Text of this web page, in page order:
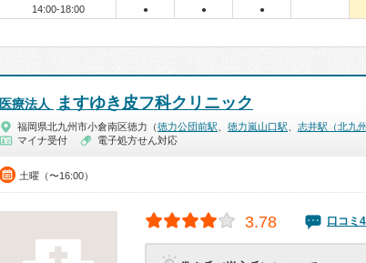
14:00-18:00
● ● ●
医療法人 ますゆき皮フ科クリニック
福岡県北九州市小倉南区徳力（徳力公団前駅 徳力嵐山口駅 志井駅（北九
マイナ受付
電子処方せん対応
土曜（〜16:00）
3.78 口コミ